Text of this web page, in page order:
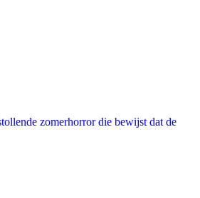
zomerhorror die bewijst dat de